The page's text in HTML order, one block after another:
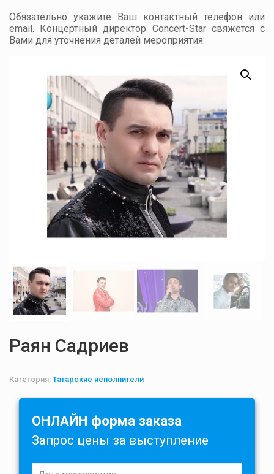
Обязательно укажите Ваш контактный телефон или
email. Концертный директор Concert-Star свяжется с
Вами для уточнения деталей мероприятия:
Раян Садриев
Категория: Татарские исполнители
ОНЛАЙН форма заказа
Запрос цены за выступление